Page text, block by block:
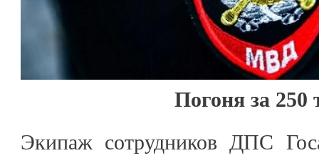
Погоня за 250
Экипаж сотрудников ДПС